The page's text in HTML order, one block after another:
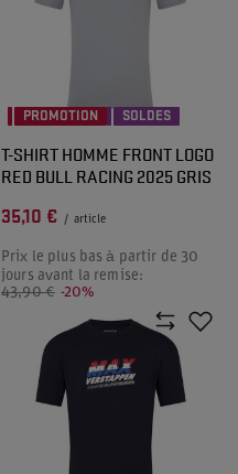
PROMOTION SOLDES
T-SHIRT HOMME FRONT LOGO
RED BULL RACING 2025 GRIS
35,10 € / article
Prix le plus bas à partir de 30
jours avant la remise:
43,90 € -20%